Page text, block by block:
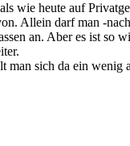
wie heute auf
Allein darf man -
an. Aber es ist so
man sich da ein wenig